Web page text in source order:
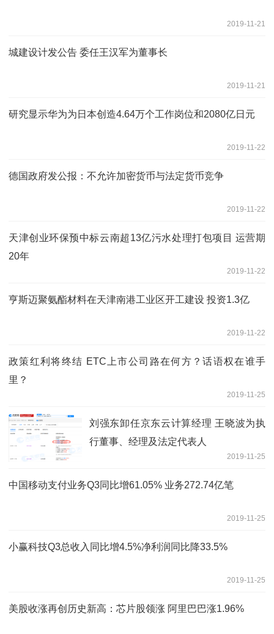
2019-11-21
城建设计发公告 委任王汉军为董事长
2019-11-21
研究显示华为为日本创造4.64万个工作岗位和2080亿日元
2019-11-22
德国政府发公报：不允许加密货币与法定货币竞争
2019-11-22
天津创业环保预中标云南超13亿污水处理打包项目 运营期
20年
2019-11-22
亨斯迈聚氨酯材料在天津南港工业区开工建设 投资1.3亿
2019-11-22
政策红利将终结 ETC上市公司路在何方？话语权在谁手
里？
2019-11-25
刘强东卸任京东云计算经理 王晓波为执
行董事、经理及法定代表人
2019-11-25
中国移动支付业务Q3同比增61.05% 业务272.74亿笔
2019-11-25
小赢科技Q3总收入同比增4.5%净利润同比降33.5%
2019-11-25
美股收涨再创历史新高：芯片股领涨 阿里巴巴涨1.96%